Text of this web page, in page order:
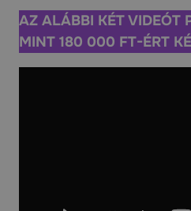
AZ ALÁBBI KÉT VIDEÓT
MINT 180 000 FT-ÉRT